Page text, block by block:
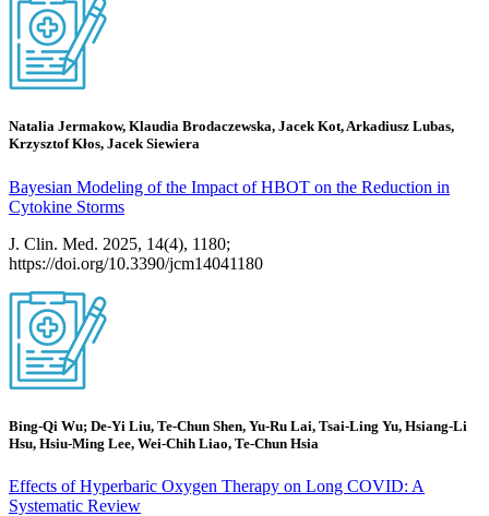
Natalia Jermakow, Klaudia Brodaczewska, Jacek Kot, Arkadiusz Lubas,
Krzysztof Kłos, Jacek Siewiera
Bayesian Modeling of the Impact of HBOT on the Reduction in
Cytokine Storms
J. Clin. Med. 2025, 14(4), 1180;
https://doi.org/10.3390/jcm14041180
Bing-Qi Wu; De-Yi Liu, Te-Chun Shen, Yu-Ru Lai, Tsai-Ling Yu, Hsiang-Li
Hsu, Hsiu-Ming Lee, Wei-Chih Liao, Te-Chun Hsia
Effects of Hyperbaric Oxygen Therapy on Long COVID: A
Systematic Review